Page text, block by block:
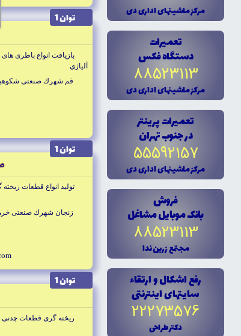
مرکز ماشينهاى ادارى دى
تعميرات
دستگاه فکس
88523113
مرکز ماشينهاى ادارى دى
تعميرات پرينتر
در جنوب تهران
55592157
مرکز ماشينهاى ادارى دى
فروش
بانک موبايل مشاغل
88523113
مجتمع زرين ندا
رفع اشکال و ارتقاء
سايتهاى اينترنتى
22273576
دکتر طراحى
توان 1
بازيافت انواع باطرى
آلياژي
قم شهرك صنعتى شكوهيه، فاز
توان 1
توليد انواع قطعات
زنجان شهرك صنعتى
توان 1
ريخته گرى قطعات چدنى